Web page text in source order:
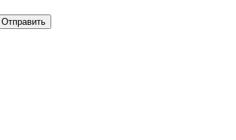
Отправить